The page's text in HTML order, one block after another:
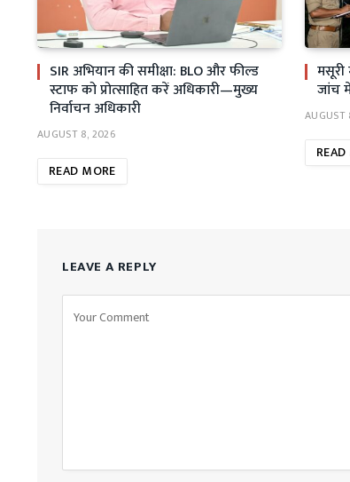
SIR अभियान की समीक्षा: BLO और फील्ड
स्टाफ को प्रोत्साहित करें अधिकारी—मुख्य
निर्वाचन अधिकारी
AUGUST 8, 2026
READ MORE
जांच
LEAVE A REPLY